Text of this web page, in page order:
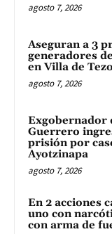
agosto 7, 2026
Aseguran a 3
generadores
en Villa de
agosto 7, 2026
Exgobernador
Guerrero
prisión por
Ayotzinapa
agosto 7, 2026
En 2 acciones
uno con
con arma de